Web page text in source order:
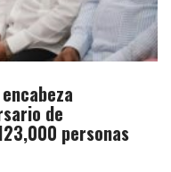
de
personas